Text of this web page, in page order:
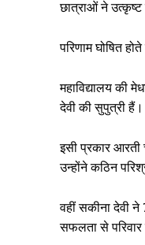
छात्राओं ने उत्कृष्ट
परिणाम घोषित
महाविद्यालय की
देवी की सुपुत्री हैं।
इसी प्रकार आरती
उन्होंने कठिन
वहीं सकीना देवी
सफलता से परिवार